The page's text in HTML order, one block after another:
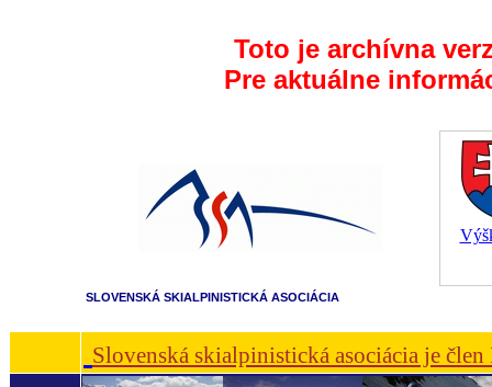
Toto je archívna
Pre aktuálne
SLOVENSKÁ SKIALPINISTICKÁ ASOCIÁCIA
Slovenská skialpinistická asociácia je